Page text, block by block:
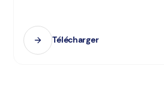
Télécharger